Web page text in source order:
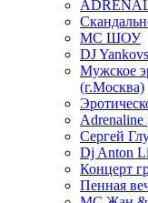
МС ШОУ
DJ
Мужское
(г.Москва)
Сергей
Dj Anton
Концерт
Пенная